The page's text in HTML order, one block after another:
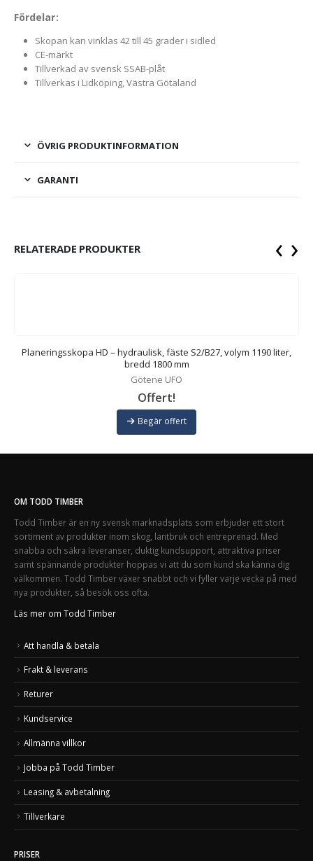
Fördelar:
Skopan kan vinklas 42 till 45 grader i sidled
CE-märkt
Tillverkad av svensk SSAB-plåt
Tillverkas i Lidköping, Västra Götaland
ÖVRIG PRODUKTINFORMATION
GARANTI
RELATERADE PRODUKTER
Planeringsskopa HD – hydraulisk, fäste S2/B27, volym 1190 liter,
bredd 1800 mm
Götene UFO
Offert!
Begär offert
‹ ›
OM TODD TIMBER
Todd Timber är en ny svensk marknadsplats som erbjuder ett stort
sortiment av produkter inom skog, lantbruk och entreprenad. Med
snabba och säkra leveranser, duktig kundsupport, attraktiva priser
samt spännande produkter hoppas vi att du som kund ska känna dig
välkommen. Todd Timber växer snabbt och vi fyller varje vecka på med
nya produkter, så besök oss ofta.
Läs mer om Todd Timber
Att handla & betala
Frakt & leverans
Returer
Kundservice
Allmänna villkor
Jobba på Todd Timber
Leasing & avbetalning
Tillverkare
PRISER